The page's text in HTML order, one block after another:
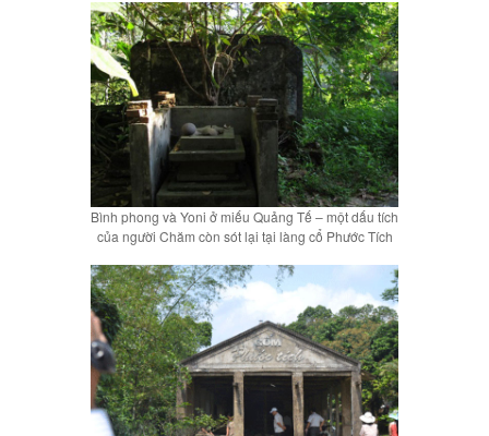
Bình phong và Yoni ở miếu Quảng Tế – một dấu tích
của người Chăm còn sót lại tại làng cổ Phước Tích